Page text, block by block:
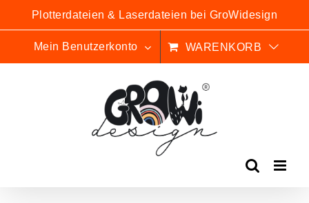
springen
Plotterdateien & Laserdateien bei GroWidesign
Mein Benutzerkonto WARENKORB